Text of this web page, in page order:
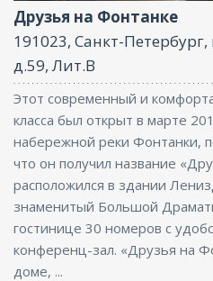
Друзья на Фонтанке
191023, Санкт-
д.59, Лит.В
Этот современный и
класса был открыт в марте
набережной реки Фонтанки,
что он получил название
расположился в здании
знаменитый Большой
гостинице 30 номеров с
конференц-зал. «Друзья на
доме, ...